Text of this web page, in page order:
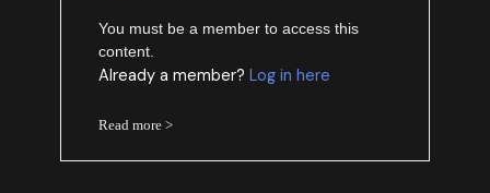
You must be a member to access this
content.
Already a member?Log in here
Read more >